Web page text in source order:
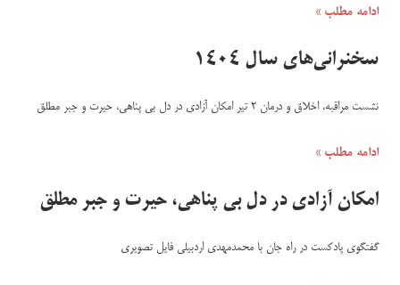
ادامه مطلب »
سخنرانی‌های سال 1404
نشست مراقبه، اخلاق و درمان 2 تیر امکان آزادی در دل بی پناهی، حیرت و جبر مطلق
ادامه مطلب »
امکان آزادی در دل بی پناهی، حیرت و جبر مطلق
گفتگوی پادکست در راه جان با محمدمهدی اردبیلی فایل تصویری